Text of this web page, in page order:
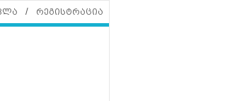
რეგისტრაცია